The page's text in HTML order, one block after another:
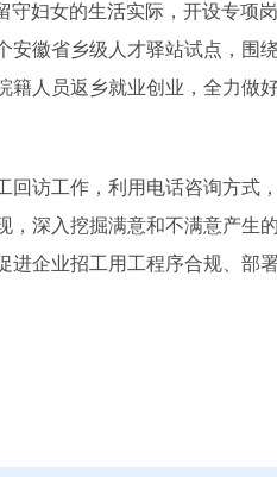
守妇女的生活实际，开设专项
徽省乡级人才驿站试点，围
籍人员返乡就业创业，全力做
访工作，利用电话咨询方式
深入挖掘满意和不满意产生
企业招工用工程序合规、部